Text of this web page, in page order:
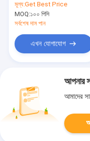
স্ক্রিন
মূল্য:Get Best Price
MOQ:১০০ পিসি
সর্বশেষ দাম পান
এখন যোগাযোগ
আপনার
আমাদের